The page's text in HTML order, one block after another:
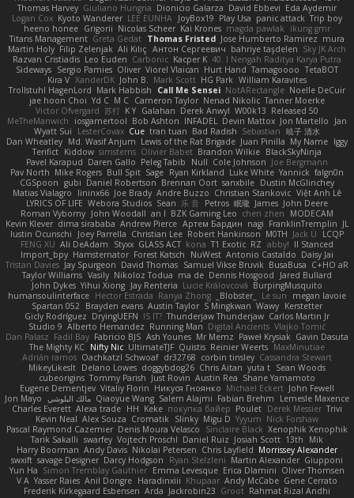
Thomas Harvey Giuliano Hungria Dionicio Galarza David Ebbevi Eda Aydemir
Logan Cox Kyoto Wanderer LEE EUNHA JoyBox19 Play Usa panic attack Trip boy
heeno honee Grigorii Nicolas Scheer Kai Krones magda pawlak
ikung gmr
Titans Management Greta Gedat Thomas Fristed Jose Humberto Ramirez mura
Martin Holy Filip Zelenjak Ali Kılıç Антон Сергеевич bahriye taşdelen Sky JK Arch
Razvan Cristiadis Leo Euden Carbonic Kacper K 40. I Nengah Raditya Karya Putra
Sideways Sergio Pamies Oliver Viorel Vlaican Hurt Hand Tamagoooo TetaBOT
Kira V XanderDK John B. Mark Scott HG Park William Karavites
Trollstuhl HagenLord Mark Habbish Call Me Sensei NotARectangle Noelle DeCuir
jae hoon Choi Yd C M C Cameron Taylor Nenad Nikolic Tanner Moerke
Victor Ofvergard 苏打 K Y Galahan Derek Anwyl W00k13 Released 50
MeTheManwich
iosgamertool Bob Ashton INFADEL Devin Mattox Jon Martello
Jan
Wyatt Sui
LesterCovax Cue tran tuan Bad Radish Sebastian 暁子 清水
Dan Wheatley Md. Wasif Anjum Lewis of the Rat Brigade Juan Pinilla My Name Iggy
Terifict Kiddow simsterns Olivier Babet Brandon Wilkie BlackSkyNinja
Pavel Karapud Daren Gallo Peleg Tabib Null Cole Johnson Joe Bergmann
Pav North Mike Rogers Bull Spit Sage Ryan Kirkland Luke White Yannick falgn0n
CGSpoon gubi Daniel Robertson Brennan Oort sanxbile Dustin McGlinchey
Matias Vialagro
lininx66 Joe Brady Andre Buzzo Christian Stankovic Việt Anh Lê
LYRICS OF LIFE Webora Studios Sean 乐 音 Petros 眠瓏 James John Deere
Roman Vyborny John Woodall an l BZK Gaming Leo chen zhen
MODECAM
Kevin Klever dima sirababa Andrew Pierce Артем Бардин nagi FranklinTremplin JL
Iustin Ocunschi
Joey Parrella Christian Lee Robert Hankinson M0TH Jack Ü
LCQP
FENG XU Ali DeAdam Styxx GLASS ACT kona T1 Exotic RZ abby! ll Stanced
Import_bpy Hamsternator Forest Katsch NuWest Antonio Castaldo Daisy Jai
Tristan Davies Jay Spurgeon David Thomas Samuel Vikse Bruvik BusaBusa C+HO aR
Taylor Williams Vasily Nikoloz Todua ma de Dennis Hosgood
Jared Bullard
John Dykes Yihui Xiong Jay Renteria Lucie Královcová BurpingMusquito
humansoulinterface Hector Estrada Ranya Zhong _Blobster_ Le sun
megan lavoie
Spartan 052 Brayden evans Austin Taylor S Mingkwan Wawy Kerstetter
Gicly Rodríguez DryingUEFN IS IT? Thunderjaw Thunderjaw Carlos Martin Jr
Studio 9 Alberto Hernandez Running Man Digital Ancients Vlajko Tomić
Dan Palasz Fadil Bay Fabricio BJS Ash Younes Mr Memz Paweł Krysiak Gavin Dasuta
The Mighty KC Nifty Nic UltimateTJF Quistis Reinier Weerts MaxMinutiae
Adrián ramos Oachkatzl Schwoaf dr32768 corbin tinsley Cassandra Stewart
MikeyLikesIt Delano Lowes doggybdog26 Chris Aitan yuta t Sean Woods
cubeorigins Tommy Parish Just Rovin Austin Rea Shane Yamamoto
Eugene Dementjev Vitaliy Florin Никуся Гноянко Michael Eckert John Fewell
Jon Mayo مالك البلوشي Qiaoyue Wang Salem Alajmi Fabian Brehm
Lemesle Maxence
Charles Everett Alexa trade HH Keke покупка байер Poulet Derek Messier Trivi
Kevin Neal Alex Souza Cromatik Slinky Migu D Yyyum Nick Forshaw
Pascal Raymond Cazemier Denis Moura Velasco Sinclaire Black Xenophik Xenophik
Tarik Sakalli swarfey Vojtech Proschl Daniel Ruiz Josiah Scott 13th
Mik
Harry Boorman Andy Davis Nikolai Petersen Chris Layfield Morrissey Alexander
swxift savage Designer Darcy Hodgson Ryan Stelzleni Martin Alexander Giupponi
Yun Ha Simon Tremblay Gauthier Emma Levesque Erica Dlamini Oliver Thomsen
V A Yasser Raies Anil Dongre Haradinxiii Khupaar Andy McCabe Gene Cerrato
Frederik Kirkegaard Esbensen Arda Jackrobin23 Groot Rahmat Rizal Andhi